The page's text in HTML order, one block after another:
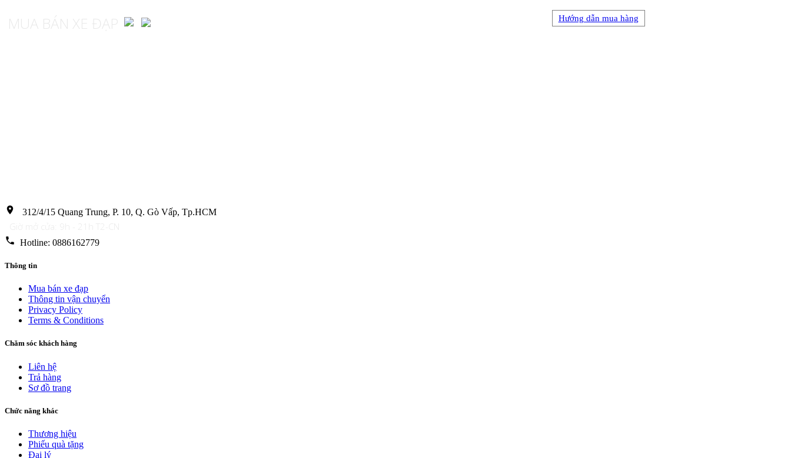
Hướng dẫn mua hàng
location_on 312/4/15 Quang Trung, P. 10, Q. Gò Vấp, Tp.HCM
phone Hotline: 0886162779
Thông tin
Mua bán xe đạp
Thông tin vận chuyển
Privacy Policy
Terms & Conditions
Chăm sóc khách hàng
Liên hệ
Trả hàng
Sơ đồ trang
Chức năng khác
Thương hiệu
Phiếu quà tặng
Đại lý